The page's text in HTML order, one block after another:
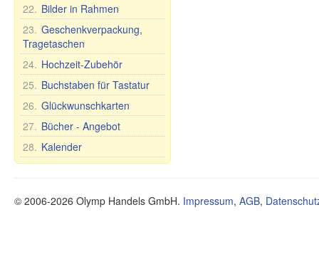
Schneidebretter
Kosmetische Tonerde
Tee und Kräuter
Öle
Gesundheit
Nahrungsergänzungsmittel
Sonstiges
Mundhygiene
Lebensmittel
Schuhe
Ländernamen
Tassen und Becher
Teller, Schalen und
anderes
Teekannen und
Zuckerdosen
Tee- und Tafelsets für 6
Personen
Spielzeuge
Stehaufpuppe
Nevaljashka
Plüschtiere
Spiele
22. Bilder in Rahmen
23. Geschenkverpackung,
Tragetaschen
24. Hochzeit-Zubehör
25. Buchstaben für Tastatur
26. Glückwunschkarten
27. Bücher - Angebot
28. Kalender
© 2006-2026 Olymp Handels GmbH. Impressum, AGB,